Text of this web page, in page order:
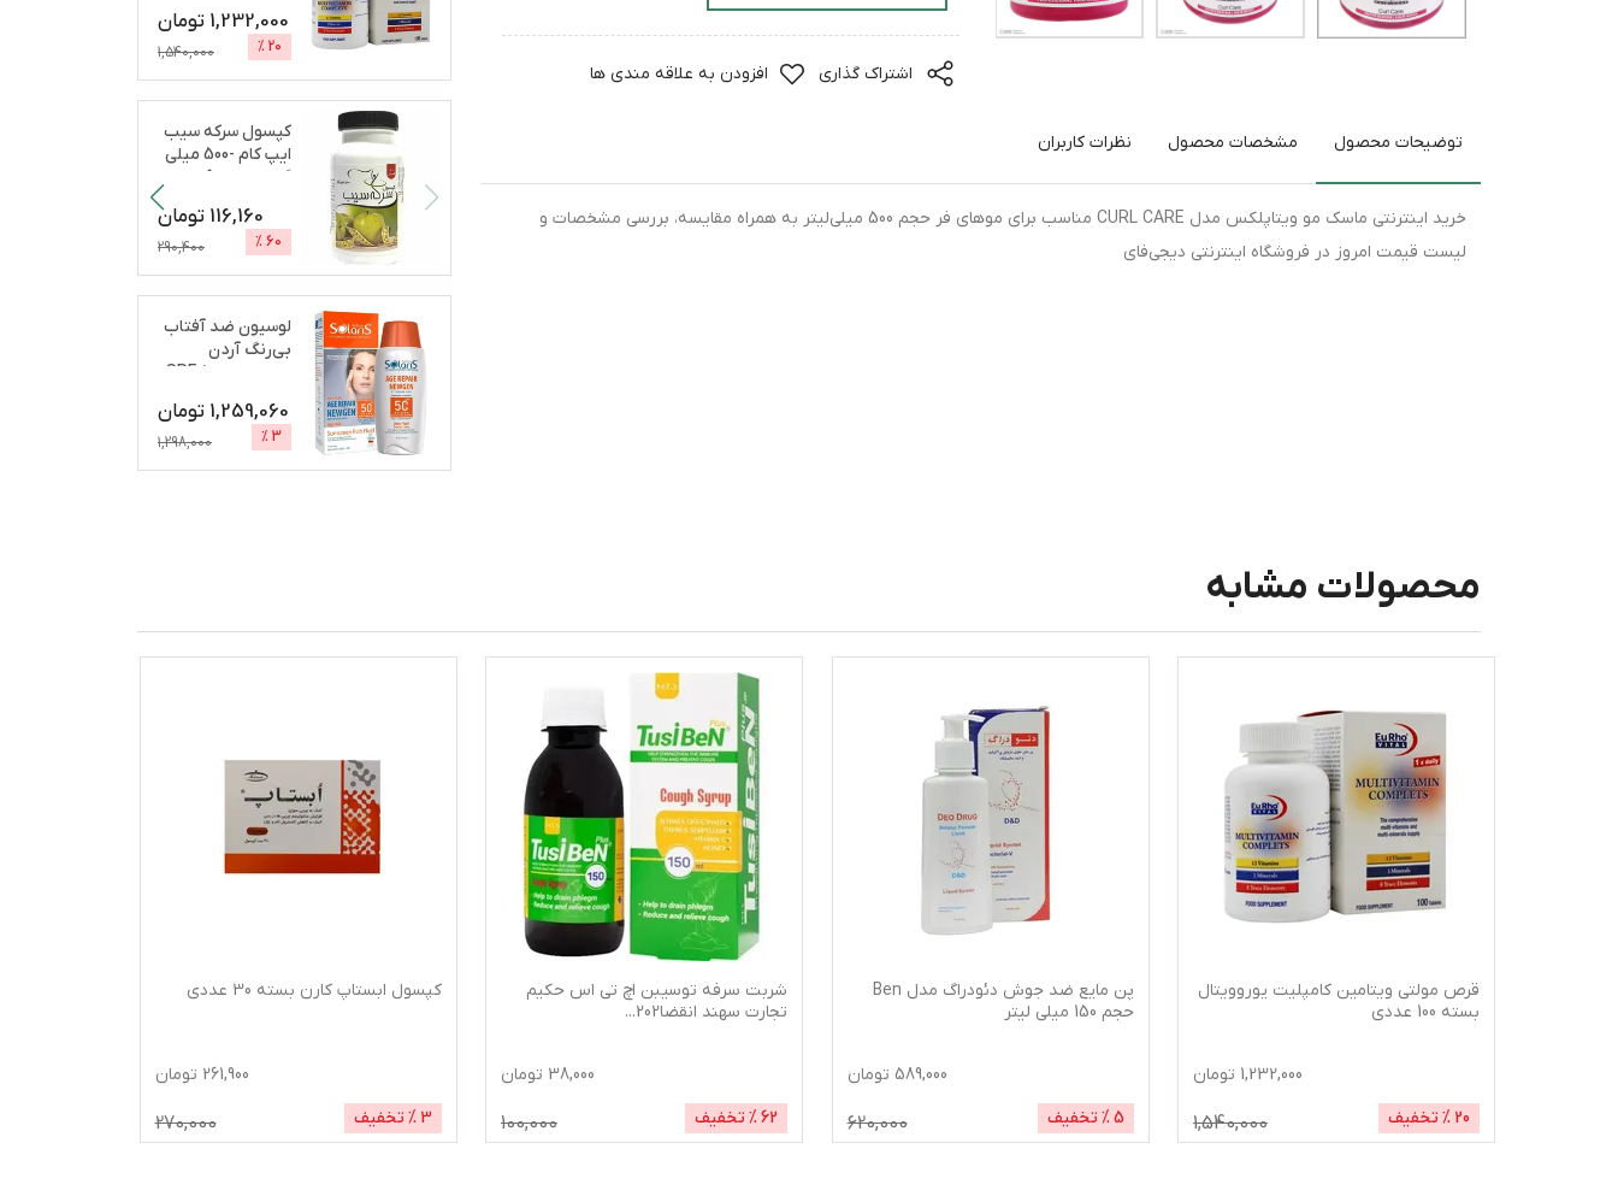
اشتراک گذاری افزودن به علاقه مندی ها
توضیحات محصول مشخصات محصول نظرات کاربران
خرید اینترنتی ماسک مو ویتاپلکس مدل CURL CARE مناسب برای موهای فر حجم 500 میلی‌لیتر به همراه مقایسه، بررسی مشخصات و
لیست قیمت امروز در فروشگاه اینترنتی دیجی‌فای
1,232,000 تومان
20
%
1,540,000
کپسول سرکه سیب
ایپ کام -500 میلی
گرم بسته 60 عددی
116,160 تومان
60
%
290,400
لوسیون ضد آفتاب
بی‌رنگ آردن
1,259,060 تومان
3
%
1,298,000
محصولات مشابه
قرص مولتی ویتامین کامپلیت یوروویتال
بسته 100 عددی
1,232,000 تومان
20 % تخفیف 1,540,000
پن مایع ضد جوش دئودراگ مدل Ben
حجم 150 میلی لیتر
589,000 تومان
5% تخفیف 620,000
شربت سرفه توسیبن اچ تی اس حکیم
تجارت سهند انقضا202
...
38,000 تومان
62% تخفیف 100,000
کپسول ابستاپ کارن بسته 30 عددی
261,900 تومان
3 % تخفیف 270,000